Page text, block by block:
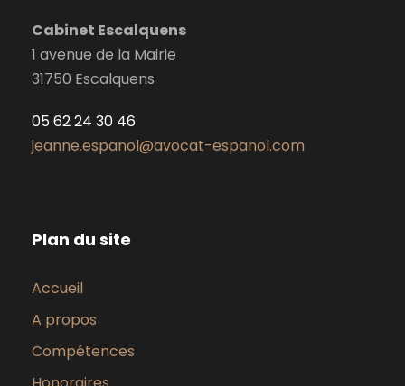
Cabinet Escalquens
1 avenue de la Mairie
31750 Escalquens
05 62 24 30 46
jeanne.espanol@avocat-espanol.com
Plan du site
Accueil
A propos
Compétences